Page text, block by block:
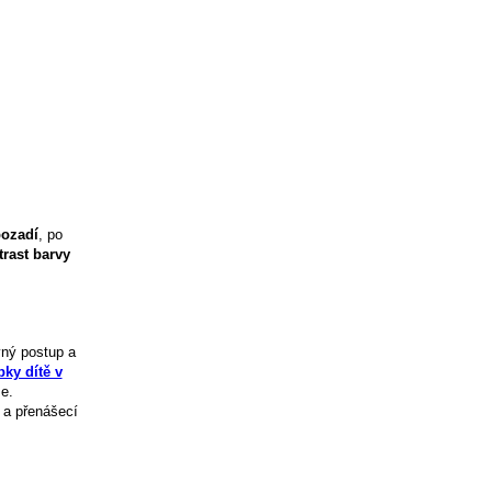
, po
barvy
postup a
dítě v
přenášecí